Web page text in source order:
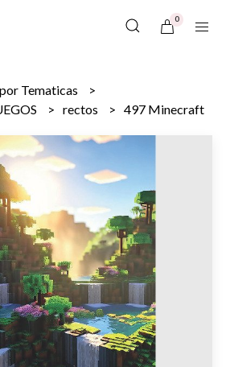
0
Tematicas
rectos 497 Minecraft